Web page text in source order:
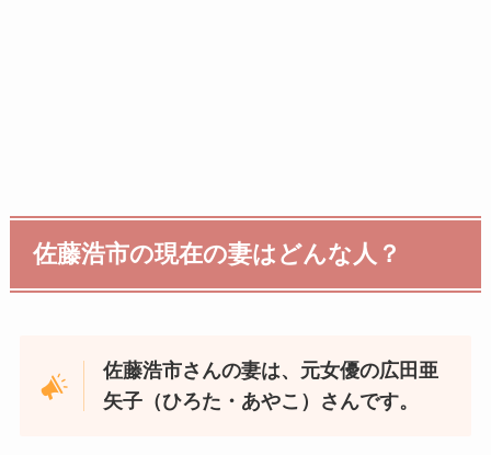
佐藤浩市の現在の妻はどんな人？
佐藤浩市さんの妻は、元女優の広田亜
矢子（ひろた・あやこ）さんです。